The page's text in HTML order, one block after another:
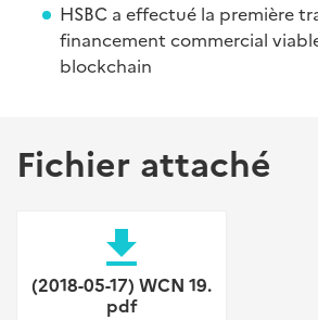
HSBC a effectué la première
financement commercial
blockchain
Fichier attaché
file_download
(2018-05-17) WCN 19.
pdf